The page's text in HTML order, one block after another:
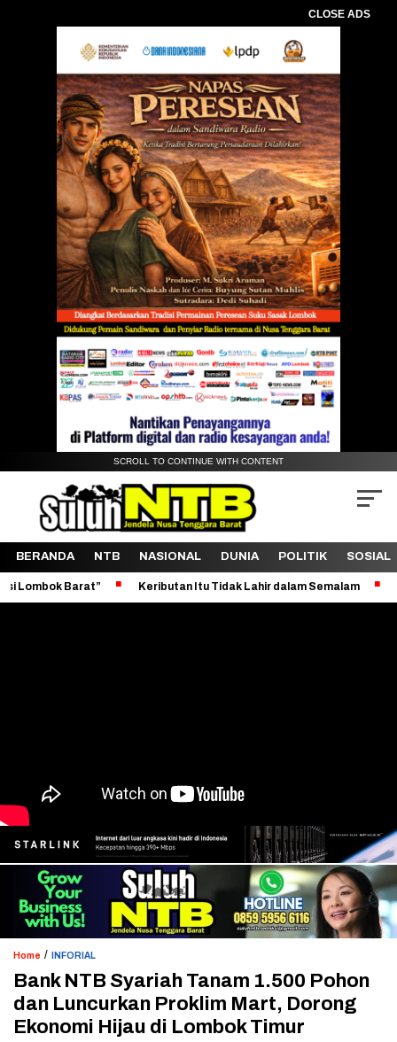
CLOSE ADS
SCROLL TO CONTINUE WITH CONTENT
BERANDA NTB NASIONAL DUNIA POLITIK SOSIAL
Keributan Itu Tidak Lahir dalam Semalam Revitalisasi
Home / INFORIAL
Bank NTB Syariah Tanam 1.500 Pohon
dan Luncurkan Proklim Mart, Dorong
Ekonomi Hijau di Lombok Timur